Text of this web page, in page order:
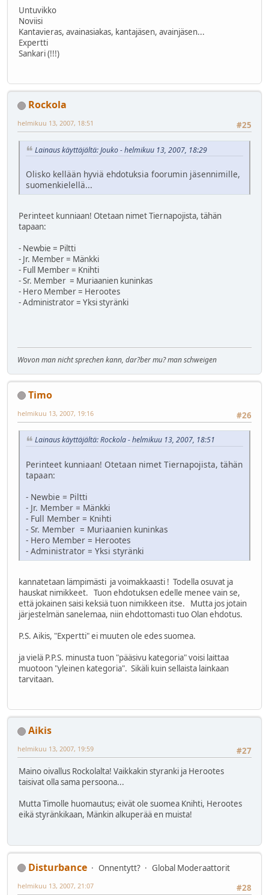
Untuvikko
Noviisi
Kantavieras, avainasiakas, kantajäsen, avainjäsen...
Expertti
Sankari (!!!)
Rockola
#25
helmikuu 13, 2007, 18:51
Lainaus käyttäjältä: Jouko - helmikuu 13, 2007, 18:29
Olisko kellään hyviä ehdotuksia foorumin jäsennimille,
suomenkielellä...
Perinteet kunniaan! Otetaan nimet Tiernapojista, tähän
tapaan:
- Newbie = Piltti
- Jr. Member = Mänkki
- Full Member = Knihti
- Sr. Member = Muriaanien kuninkas
- Hero Member = Herootes
- Administrator = Yksi styränki
Wovon man nicht sprechen kann, dar?ber mu? man schweigen
Timo
#26
helmikuu 13, 2007, 19:16
Lainaus käyttäjältä: Rockola - helmikuu 13, 2007, 18:51
Perinteet kunniaan! Otetaan nimet Tiernapojista, tähän
tapaan:
- Newbie = Piltti
- Jr. Member = Mänkki
- Full Member = Knihti
- Sr. Member = Muriaanien kuninkas
- Hero Member = Herootes
- Administrator = Yksi styränki
kannatetaan lämpimästi ja voimakkaasti ! Todella osuvat ja
hauskat nimikkeet. Tuon ehdotuksen edelle menee vain se,
että jokainen saisi keksiä tuon nimikkeen itse. Mutta jos jotain
järjestelmän sanelemaa, niin ehdottomasti tuo Olan ehdotus.
P.S. Aikis, "Expertti" ei muuten ole edes suomea.
ja vielä P.P.S. minusta tuon "pääsivu kategoria" voisi laittaa
muotoon "yleinen kategoria". Sikäli kuin sellaista lainkaan
tarvitaan.
Aikis
#27
helmikuu 13, 2007, 19:59
Maino oivallus Rockolalta! Vaikkakin styranki ja Herootes
taisivat olla sama persoona...
Mutta Timolle huomautus; eivät ole suomea Knihti, Herootes
eikä styränkikaan, Mänkin alkuperää en muista!
Disturbance Onnentytt?
Global Moderaattorit
#28
helmikuu 13, 2007, 21:07